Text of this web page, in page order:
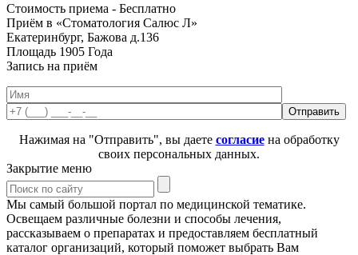
Стоимость приема - Бесплатно
Приём в «Стоматология Салюс Л»
Екатеринбург, Бажова д.136
Площадь 1905 Года
Запись на приём
Нажимая на "Отправить", вы даете согласиена обработку
своих персональных данных.
Закрытие меню
Мы самый большой портал по медицинской тематике.
Освещаем различные болезни и способы лечения,
рассказываем о препаратах и предоставляем бесплатный
каталог организаций, который поможет выбрать Вам